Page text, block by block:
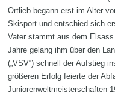
Ortlieb begann erst im Alter
Skisport und entschied sich
Vater stammt aus dem
Jahre gelang ihm über den
(„VSV“) schnell der Aufstieg
größeren Erfolg feierte der
Juniorenweltmeisterschaften